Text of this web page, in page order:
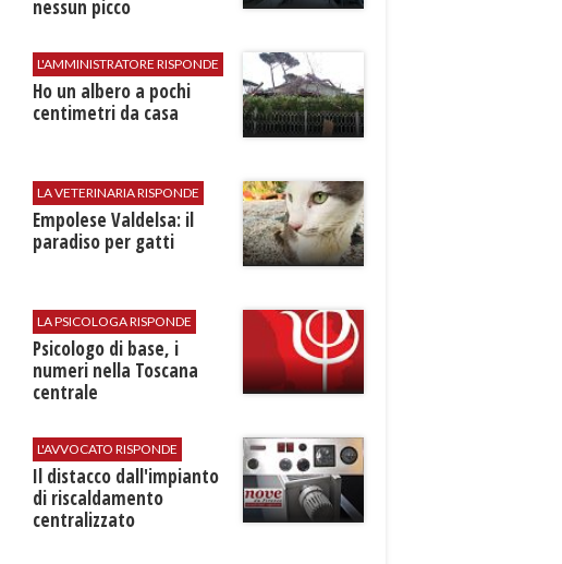
nessun picco
L'AMMINISTRATORE RISPONDE
Ho un albero a pochi
centimetri da casa
LA VETERINARIA RISPONDE
Empolese Valdelsa: il
paradiso per gatti
LA PSICOLOGA RISPONDE
Psicologo di base, i
numeri nella Toscana
centrale
L'AVVOCATO RISPONDE
Il distacco dall'impianto
di riscaldamento
centralizzato